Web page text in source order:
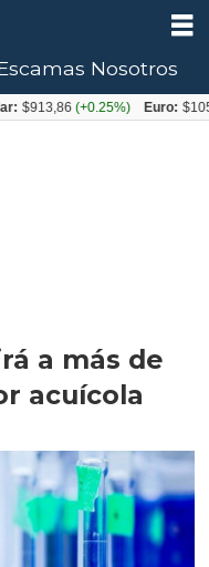
a más de
acuícola
Nosotros
(+0.25%) Euro: $1053,08(-